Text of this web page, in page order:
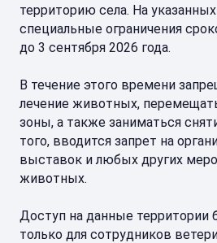
территорию села. На
специальные ограничения
до 3 сентября 2026 года.
В течение этого времени
лечение животных,
зоны, а также заниматься
того, вводится запрет на
выставок и любых других
животных.
Доступ на данные территории
только для сотрудников